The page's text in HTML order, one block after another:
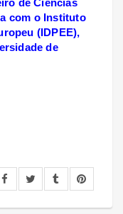
de Ciências
com o Instituto
(IDPEE),
de